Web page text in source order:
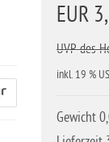
EUR
UVP des
inkl. 19 %
Gewicht